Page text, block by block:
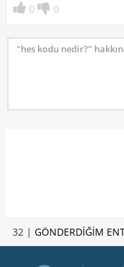
yetkiliyi aramanız ve
0 0
32 | GÖNDERDİĞİM